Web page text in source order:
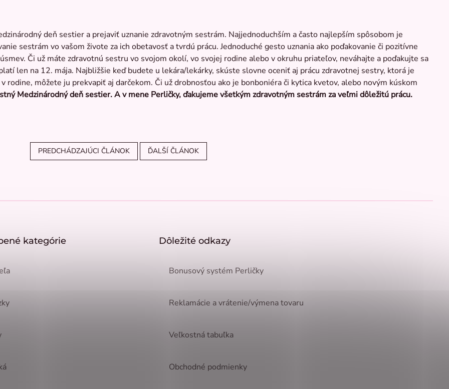
deň sestier a prejaviť uznanie zdravotným sestrám. Najjednoduchším a často najlepším spôsobom je
sestrám vo vašom živote za ich obetavosť a tvrdú prácu. Jednoduché gesto uznania ako poďakovanie či pozitívne
Či už máte zdravotnú sestru vo svojom okolí, vo svojej rodine alebo v okruhu priateľov, neváhajte a poďakujte sa
len na 12. mája. Najbližšie keď budete u lekára/lekárky, skúste slovne oceniť aj prácu zdravotnej sestry, ktorá je
môžete ju prekvapiť aj darčekom. Či už drobnosťou ako je bonboniéra či kytica kvetov, alebo novým kúskom
Medzinárodný deň sestier. A v mene Perličky, ďakujeme všetkým zdravotným sestrám za veľmi dôležitú prácu.
PREDCHÁDZAJÚCI ČLÁNOK ĎALŠÍ ČLÁNOK
kategórie Dôležité odkazy
Bonusový systém Perličky
Reklamácie a vrátenie/výmena tovaru
Veľkostná tabuľka
Obchodné podmienky